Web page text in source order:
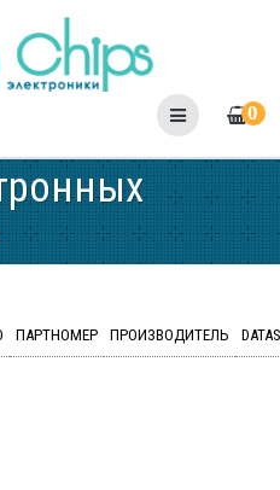
to
content
0
ПАРТНОМЕР ПРОИЗВОДИТЕЛЬ